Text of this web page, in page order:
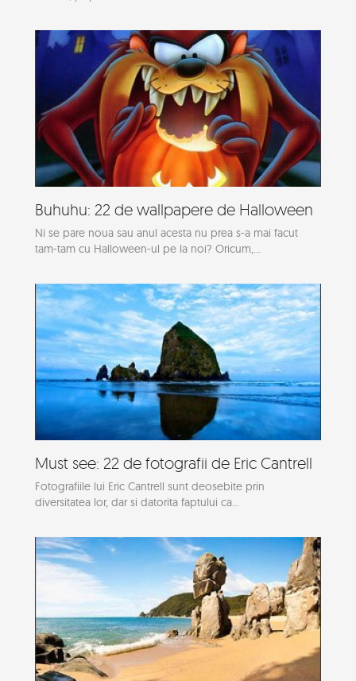
Buhuhu: 22 de wallpapere de Halloween
Ni se pare noua sau anul acesta nu prea s-a mai facut
tam-tam cu Halloween-ul pe la noi? Oricum,...
Must see: 22 de fotografii de Eric Cantrell
Fotografiile lui Eric Cantrell sunt deosebite prin
diversitatea lor, dar si datorita faptului ca...